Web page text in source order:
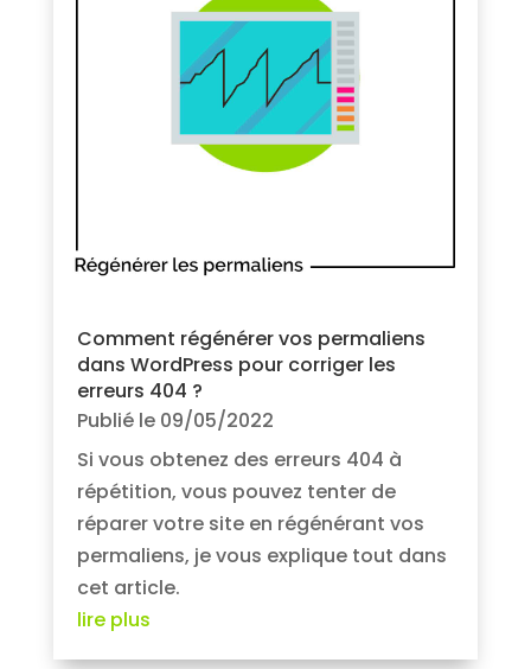
Comment régénérer vos permaliens
dans WordPress pour corriger les
erreurs 404 ?
Publié le 09/05/2022
Si vous obtenez des erreurs 404 à
répétition, vous pouvez tenter de
réparer votre site en régénérant vos
permaliens, je vous explique tout dans
cet article.
lire plus